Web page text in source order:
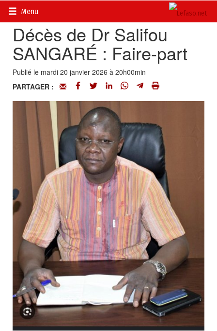
Menu
Accueil>
Décès de Dr Salifou
SANGARÉ : Faire-part
Publié le mardi 20 janvier 2026 à 20h00min
PARTAGER :